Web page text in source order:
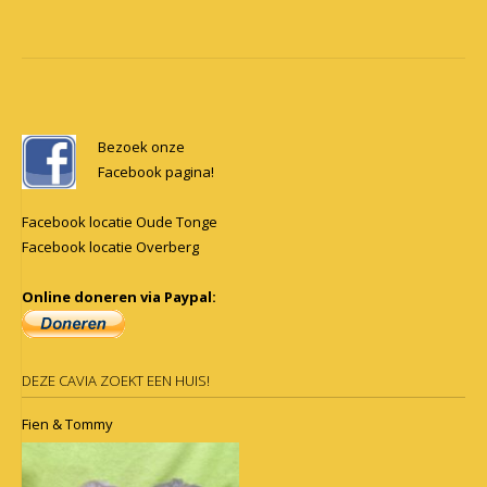
navigation
Bezoek onze
Facebook pagina!
Facebook locatie Oude Tonge
Facebook locatie Overberg
Online doneren via Paypal:
DEZE CAVIA ZOEKT EEN HUIS!
Fien & Tommy